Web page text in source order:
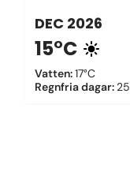
DEC 2026
15°C
Vatten:17°C
Regnfria dagar: 25